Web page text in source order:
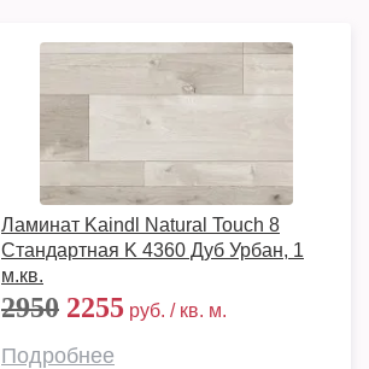
Ламинат Kaindl Natural Touch 8
Стандартная K 4360 Дуб Урбан, 1
м.кв.
2950 2255 руб. / кв. м.
Подробнее